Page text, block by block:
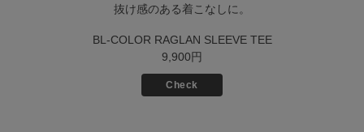
抜け感のある着こなしに。
BL-COLOR RAGLAN SLEEVE TEE
9,900円
Check